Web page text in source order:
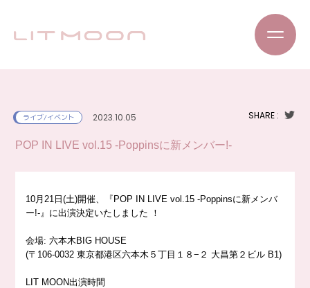
ライブ/イベント 2023.10.05 SHARE :
POP IN LIVE vol.15 -Poppinsに新メンバー!-
10月21日(土)開催、『POP IN LIVE vol.15 -Poppinsに新メンバ
ー!-』に出演決定いたしました ！
会場: 六本木BIG HOUSE
(〒106-0032 東京都港区六本木５丁目１８−２ 大昌第２ビル B1)
LIT MOON出演時間